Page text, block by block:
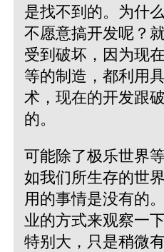
是找不到的。为什
不愿意搞开发呢？
受到破坏，因为现
等的制造，都利用
术，现在的开发跟
的。
可能除了极乐世界
如我们所生存的世
用的事情是没有的
业的方式来观察一
特别大，只是稍微